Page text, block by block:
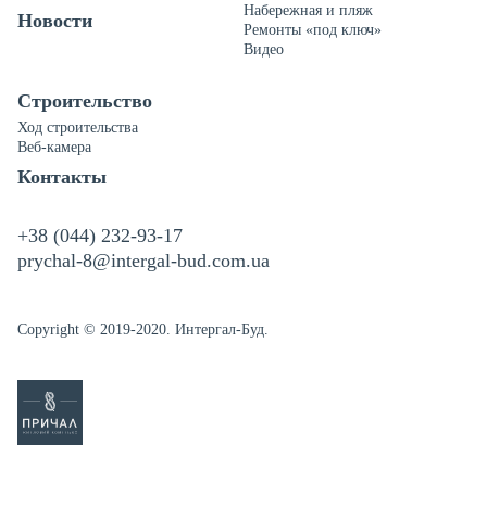
Новости
Набережная и пляж
Ремонты «под ключ»
Видео
Строительство
Ход строительства
Веб-камера
Контакты
+38 (044) 232-93-17
prychal-8@intergal-bud.com.ua
Copyright © 2019-2020. Интергал-Буд.